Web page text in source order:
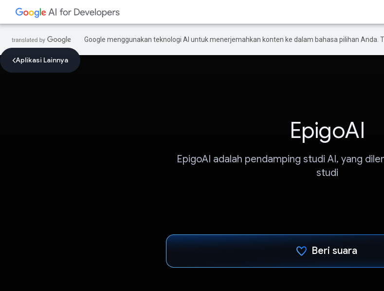
Google menggunakan teknologi AI untuk menerjemahkan konten ke dalam bahasa pilihan Anda.
Aplikasi Lainnya
EpigoAI
EpigoAI adalah pendamping studi AI, yang
studi
Beri suara